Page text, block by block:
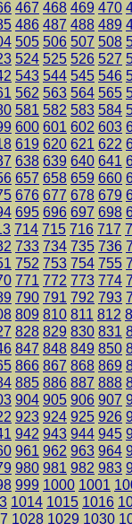
467 468 469 470
486 487 488 489
505 506 507 508
524 525 526 527
543 544 545 546
562 563 564 565
581 582 583 584
600 601 602 603
619 620 621 622
638 639 640 641
657 658 659 660
676 677 678 679
695 696 697 698
714 715 716 717
733 734 735 736
752 753 754 755
771 772 773 774
790 791 792 793
809 810 811 812
828 829 830 831
847 848 849 850
866 867 868 869
885 886 887 888
904 905 906 907
923 924 925 926
942 943 944 945
961 962 963 964
980 981 982 983
999 1000 1001
1014 1015 1016
1028 1029 1030